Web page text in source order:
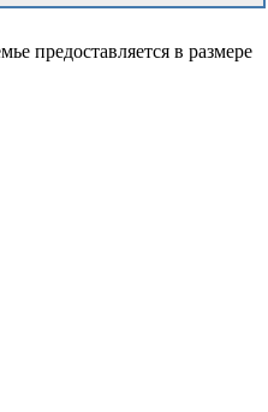
предоставляется в размере